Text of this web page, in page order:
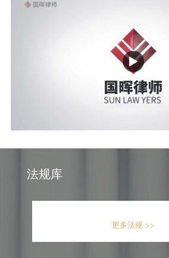
法规库
更多法规 >>